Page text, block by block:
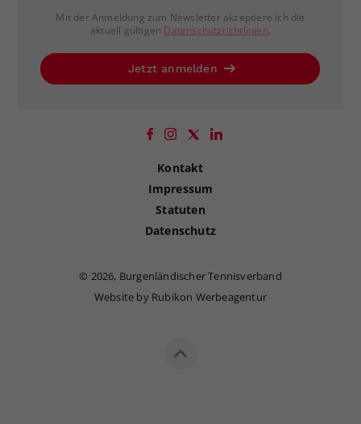
Mit der Anmeldung zum Newsletter akzeptiere ich die
aktuell gültigen Datenschutzrichtlinien.
Jetzt anmelden
Kontakt
Impressum
Statuten
Datenschutz
© 2026, Burgenländischer Tennisverband
Website by Rubikon Werbeagentur